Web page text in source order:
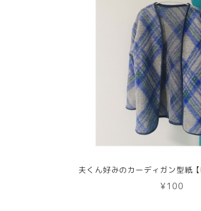
夫くん好みのカーディガン型紙【
¥100